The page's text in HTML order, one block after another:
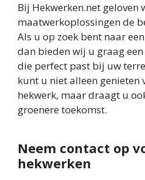
Bij Hekwerken.net geloven
maatwerkoplossingen de
Als u op zoek bent naar
dan bieden wij u graag
die perfect past bij uw
kunt u niet alleen genieten
hekwerk, maar draagt u
groenere toekomst.
Neem contact op
hekwerken